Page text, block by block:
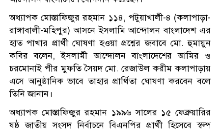
অধ্যাপক মোস্তাফিজুর রহমান ১১৪, পটুয়াখালী-৪ (কলাপাড়া-
রাঙ্গাবালী-মহিপুর) আসনে ইসলামি আন্দোলন বাংলাদেশ এর
হাত পাখার প্রার্থী ঘোষণা হওয়া প্রশ্নের জবাবে মো. হুমায়ুন
কবির বলেন, ইসলামী আন্দোলন বাংলাদেশের আমির ও
চরমোনাই পীর মুফতি সৈয়দ মো. রেজাউল করীম কলাপাড়ায়
এসে আনুষ্ঠানিক ভাবে তাহার প্রার্থিতা ঘোষণা করবেন বলে
তিনি জানান।
অধ্যাপক মোস্তাফিজুর রহমান ১৯৯৬ সালের ১৫ ফেব্রুয়ারির
ষষ্ঠ জাতীয় সংসদ নির্বাচনে বিএনপির প্রার্থী হিসেবে স্বল্প